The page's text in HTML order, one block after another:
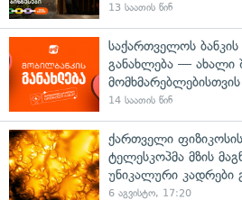
13 საათის წინ
საქართველოს
განახლება — ახალი
მომხმარებლებისთვის
14 საათის წინ
ქართველი
ტელესკოპმა მზის
უნიკალური კადრები
6 აგვისტო, 17:20